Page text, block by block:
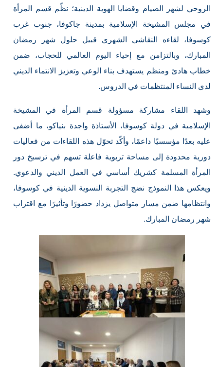
الروحي لشهر الصيام وقضايا الهوية الدينية؛ نظّم قسم المرأة
في مجلس المشيخة الإسلامية بمدينة جاكوفا، جنوب غرب
كوسوفا، لقاءه النقاشي الشهري قبيل حلول شهر رمضان
المبارك، وبالتزامن مع إحياء اليوم العالمي للحجاب، ضمن
خطاب هادئ ومنظم يستهدف بناء الوعي وتعزيز الانتماء الديني
لدى النساء المنتظمات في الدروس.
وشهد اللقاء مشاركة مسؤولة قسم المرأة في المشيخة
الإسلامية في دولة كوسوفا، الأستاذة واجدة بنياكو، ما أضفى
عليه بعدًا مؤسسيًا داعمًا، وأكّد تحوّل هذه اللقاءات من فعاليات
دورية محدودة إلى مساحة تربوية فاعلة تسهم في ترسيخ دور
المرأة المسلمة كشريك أساسي في العمل الديني والدعوي.
ويعكس هذا النموذج نضج التجربة النسوية الدينية في كوسوفا،
وانتظامها ضمن مسار متواصل يزداد حضورًا وتأثيرًا مع اقتراب
شهر رمضان المبارك.